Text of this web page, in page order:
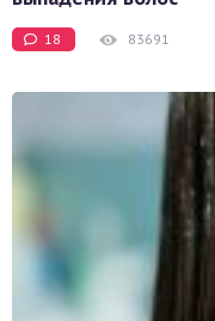
18 83691